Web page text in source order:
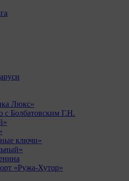
Люкс»
с Болбатовским Г.Н.
ключи»
«Ружа-Хутор»